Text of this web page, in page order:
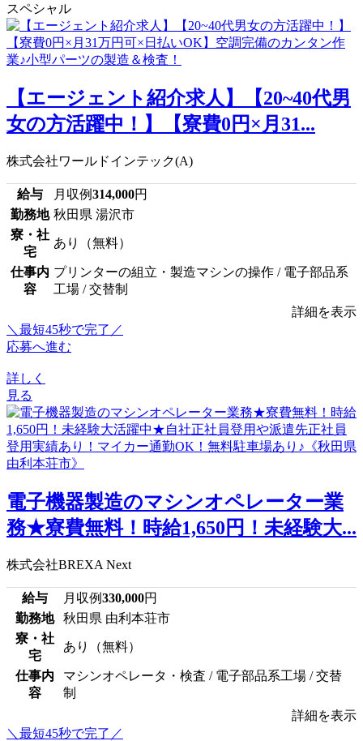
スペシャル
【エージェント紹介求人】【20~40代男
女の方活躍中！】【寮費0円×月31...
株式会社ワールドインテック(A)
給与 月収例314,000円
勤務地 秋田県 湯沢市
寮・社
宅
あり（無料）
仕事内
容
プリンターの組立・製造マシンの操作 / 電子部品系
工場 / 交替制
詳細を表示
＼最短45秒で完了／
応募へ進む
詳しく
見る
電子機器製造のマシンオペレーター業
務★寮費無料！時給1,650円！未経験大...
株式会社BREXA Next
給与 月収例330,000円
勤務地
秋田県 由利本荘市
寮・社
宅
あり（無料）
仕事内
容
マシンオペレータ・検査 / 電子部品系工場 / 交替
制
詳細を表示
＼最短45秒で完了／